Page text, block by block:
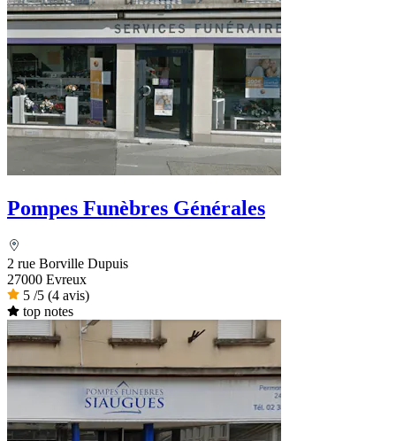
Pompes Funèbres Générales
2 rue Borville Dupuis
27000 Evreux
5 /5 (4 avis)
top notes